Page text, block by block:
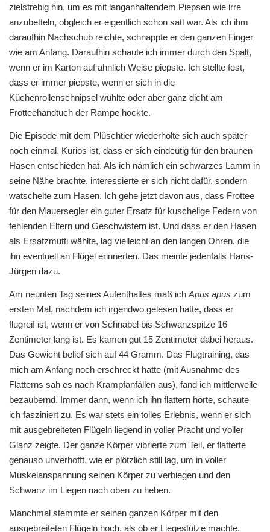
zielstrebig hin, um es mit langanhaltendem Piepsen wie irre
anzubetteln, obgleich er eigentlich schon satt war. Als ich ihm
daraufhin Nachschub reichte, schnappte er den ganzen Finger
wie am Anfang. Daraufhin schaute ich immer durch den Spalt,
wenn er im Karton auf ähnlich Weise piepste. Ich stellte fest,
dass er immer piepste, wenn er sich in die
Küchenrollenschnipsel wühlte oder aber ganz dicht am
Frotteehandtuch der Rampe hockte.
Die Episode mit dem Plüschtier wiederholte sich auch später
noch einmal. Kurios ist, dass er sich eindeutig für den braunen
Hasen entschieden hat. Als ich nämlich ein schwarzes Lamm in
seine Nähe brachte, interessierte er sich nicht dafür, sondern
watschelte zum Hasen. Ich gehe jetzt davon aus, dass Frottee
für den Mauersegler ein guter Ersatz für kuschelige Federn von
fehlenden Eltern und Geschwistern ist. Und dass er den Hasen
als Ersatzmutti wählte, lag vielleicht an den langen Ohren, die
ihn eventuell an Flügel erinnerten. Das meinte jedenfalls Hans-
Jürgen dazu.
Am neunten Tag seines Aufenthaltes maß ich Apus apus zum
ersten Mal, nachdem ich irgendwo gelesen hatte, dass er
flugreif ist, wenn er von Schnabel bis Schwanzspitze 16
Zentimeter lang ist. Es kamen gut 15 Zentimeter dabei heraus.
Das Gewicht belief sich auf 44 Gramm. Das Flugtraining, das
mich am Anfang noch erschreckt hatte (mit Ausnahme des
Flatterns sah es nach Krampfanfällen aus), fand ich mittlerweile
bezaubernd. Immer dann, wenn ich ihn flattern hörte, schaute
ich fasziniert zu. Es war stets ein tolles Erlebnis, wenn er sich
mit ausgebreiteten Flügeln liegend in voller Pracht und voller
Glanz zeigte. Der ganze Körper vibrierte zum Teil, er flatterte
genauso unverhofft, wie er plötzlich still lag, um in voller
Muskelanspannung seinen Körper zu verbiegen und den
Schwanz im Liegen nach oben zu heben.
Manchmal stemmte er seinen ganzen Körper mit den
ausgebreiteten Flügeln hoch, als ob er Liegestütze machte.